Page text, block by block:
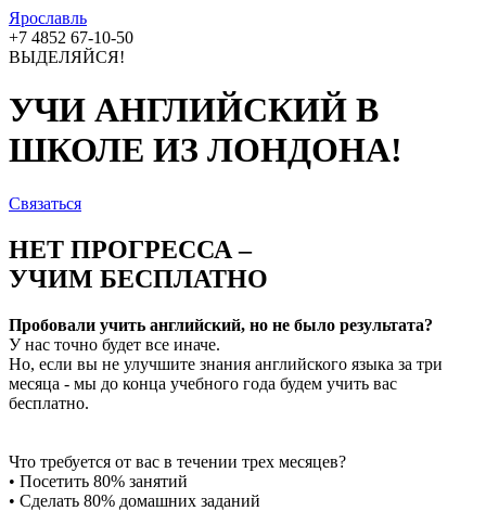
Ярославль
+7 4852 67-10-50
ВЫДЕЛЯЙСЯ!
УЧИ АНГЛИЙСКИЙ В
ШКОЛЕ ИЗ ЛОНДОНА!
Связаться
НЕТ ПРОГРЕССА –
УЧИМ БЕСПЛАТНО
Пробовали учить английский, но не было результата?
У нас точно будет все иначе.
Но, если вы не улучшите знания английского языка за три
месяца - мы до конца учебного года будем учить вас
бесплатно.
Что требуется от вас в течении трех месяцев?
• Посетить 80% занятий
• Сделать 80% домашних заданий